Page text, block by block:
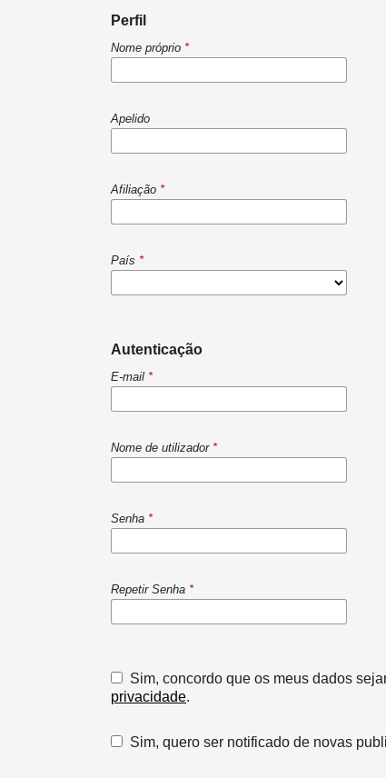
Perfil
Nome próprio *
Apelido
Afiliação *
País *
Autenticação
E-mail *
Nome de utilizador *
Senha *
Repetir Senha *
Sim, concordo que os meus dados
privacidade.
Sim, quero ser notificado de novas